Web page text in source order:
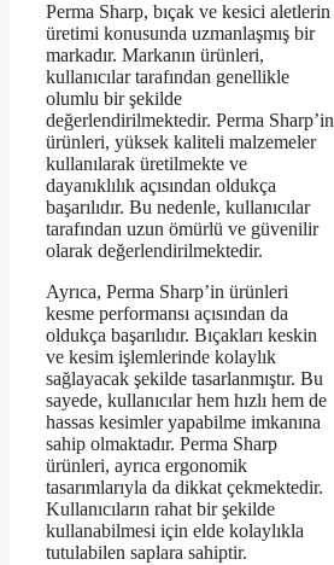
Perma Sharp, bıçak ve kesici aletlerin
üretimi konusunda uzmanlaşmış bir
markadır. Markanın ürünleri,
kullanıcılar tarafından genellikle
olumlu bir şekilde
değerlendirilmektedir. Perma Sharp’in
ürünleri, yüksek kaliteli malzemeler
kullanılarak üretilmekte ve
dayanıklılık açısından oldukça
başarılıdır. Bu nedenle, kullanıcılar
tarafından uzun ömürlü ve güvenilir
olarak değerlendirilmektedir.
Ayrıca, Perma Sharp’in ürünleri
kesme performansı açısından da
oldukça başarılıdır. Bıçakları keskin
ve kesim işlemlerinde kolaylık
sağlayacak şekilde tasarlanmıştır. Bu
sayede, kullanıcılar hem hızlı hem de
hassas kesimler yapabilme imkanına
sahip olmaktadır. Perma Sharp
ürünleri, ayrıca ergonomik
tasarımlarıyla da dikkat çekmektedir.
Kullanıcıların rahat bir şekilde
kullanabilmesi için elde kolaylıkla
tutulabilen saplara sahiptir.